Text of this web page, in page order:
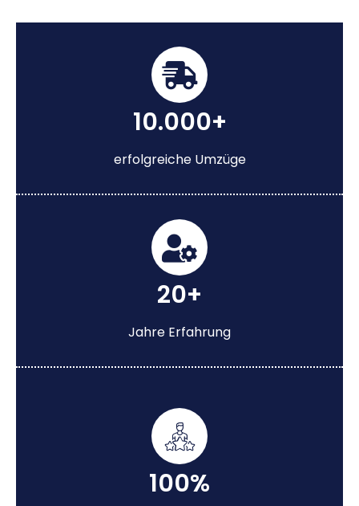
10.000+
erfolgreiche Umzüge
20+
Jahre Erfahrung
100%